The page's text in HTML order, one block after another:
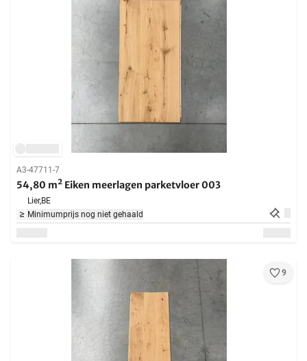
A3-47711-7
54,80 m² Eiken meerlagen parketvloer 003
Lier,BE
Minimumprijs nog niet gehaald
9